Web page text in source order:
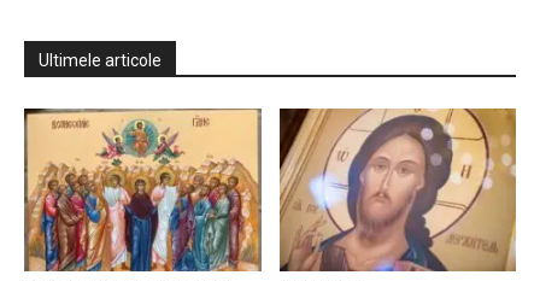
Ultimele articole